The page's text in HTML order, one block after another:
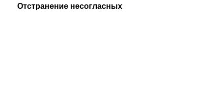
Отстранение несогласных